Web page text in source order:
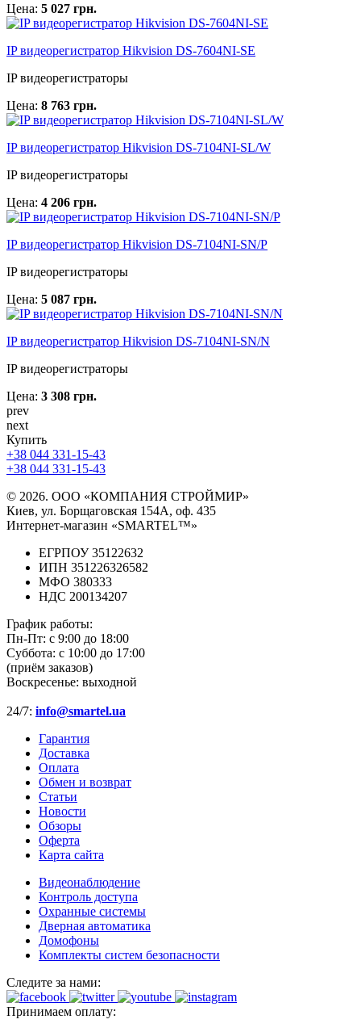
Цена: 5 027 грн.
IP видеорегистратор Hikvision DS-7604NI-SE
IP видеорегистраторы
Цена: 8 763 грн.
IP видеорегистратор Hikvision DS-7104NI-SL/W
IP видеорегистраторы
Цена: 4 206 грн.
IP видеорегистратор Hikvision DS-7104NI-SN/P
IP видеорегистраторы
Цена: 5 087 грн.
IP видеорегистратор Hikvision DS-7104NI-SN/N
IP видеорегистраторы
Цена: 3 308 грн.
prev
next
Купить
+38 044 331-15-43
+38 044 331-15-43
© 2026. ООО «КОМПАНИЯ СТРОЙМИР»
Киев, ул. Борщаговская 154А, оф. 435
Интернет-магазин «SMARTEL™»
ЕГРПОУ 35122632
ИПН 351226326582
МФО 380333
НДС 200134207
График работы:
Пн-Пт: с 9:00 до 18:00
Суббота: с 10:00 до 17:00
(приём заказов)
Воскресенье: выходной
24/7: info@smartel.ua
Гарантия
Доставка
Оплата
Обмен и возврат
Статьи
Новости
Обзоры
Оферта
Карта сайта
Видеонаблюдение
Контроль доступа
Охранные системы
Дверная автоматика
Домофоны
Комплекты систем безопасности
Следите за нами:
Принимаем оплату: